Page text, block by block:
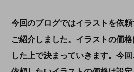
今回のブログではイラストを依
ご紹介しました。イラストの価
した上で決まっていきます。今